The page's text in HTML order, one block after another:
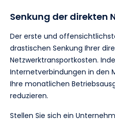
Senkung der direkten
Der erste und
drastischen Senkung Ihrer
Netzwerktransportkosten.
Internetverbindungen in den
Ihre monatlichen
reduzieren.
Stellen Sie sich ein